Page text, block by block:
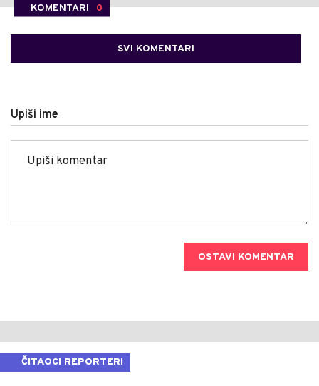
KOMENTARI 0
SVI KOMENTARI
Upiši ime
OSTAVI KOMENTAR
ČITAOCI REPORTERI